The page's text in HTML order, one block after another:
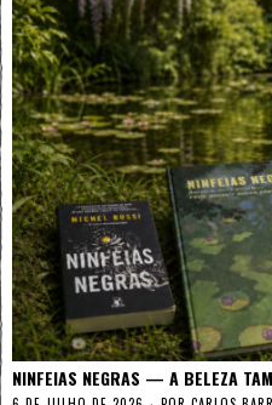
NINFEIAS NEGRAS — A BELEZA